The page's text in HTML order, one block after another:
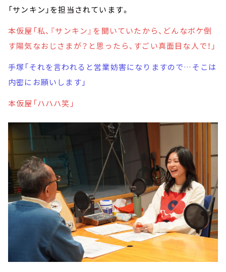
「サンキン」を担当されています。
本仮屋「私、『サンキン』を聞いていたから、どんなボケ倒
す陽気なおじさまが？と思ったら、すごい真面目な人で！」
手塚「それを言われると営業妨害になりますので…そこは
内密にお願いします」
本仮屋「ハハハ笑」